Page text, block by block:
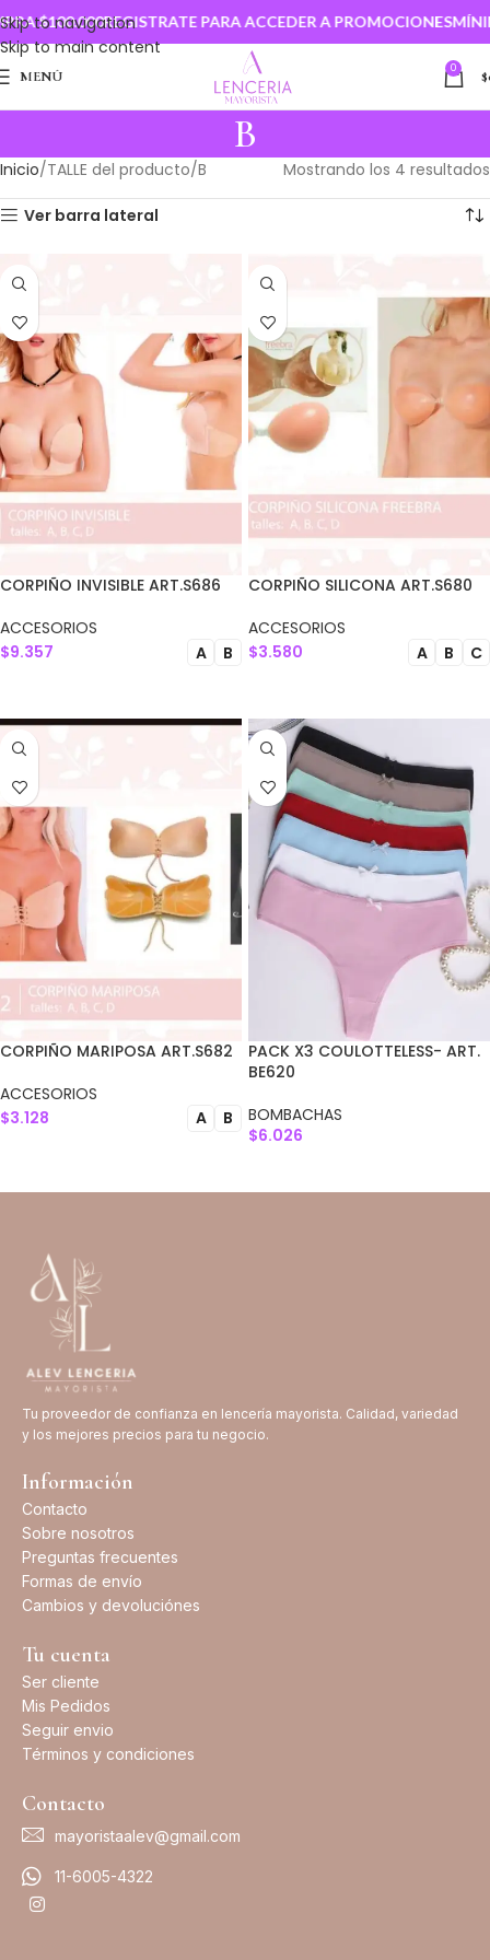
Skip to navigation
Skip to main content
$100.000REGISTRATE PARA ACCEDER A PROMOCIONES
MENÚ 0 $
B
Inicio TALLE del producto B Mostrando los 4 resultados
Ver barra lateral
CORPIÑO INVISIBLE ART.S686
ACCESORIOS
$9.357 A B
CORPIÑO SILICONA ART.S680
ACCESORIOS
$3.580 A B C
CORPIÑO MARIPOSA ART.S682
ACCESORIOS
$3.128 A B
PACK X3 COULOTTELESS- ART.
BE620
BOMBACHAS
$6.026
Tu proveedor de confianza en lencería mayorista. Calidad, variedad
y los mejores precios para tu negocio.
Información
Contacto
Sobre nosotros
Preguntas frecuentes
Formas de envío
Cambios y devoluciónes
Tu cuenta
Ser cliente
Mis Pedidos
Seguir envio
Términos y condiciones
Contacto
mayoristaalev@gmail.com
11-6005-4322